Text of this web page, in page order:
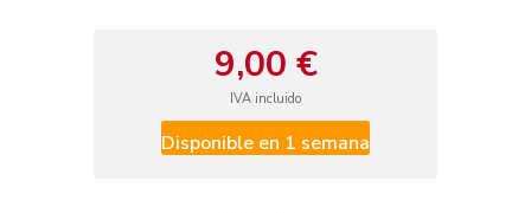
9,00 €
IVA incluido
Disponible en 1 semana